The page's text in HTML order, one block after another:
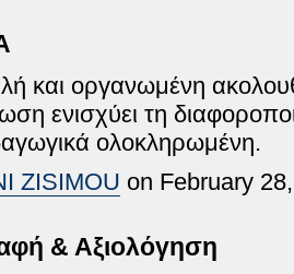
και οργανωμένη
ενισχύει τη
ολοκληρωμένη.
ZISIMOU on February
& Αξιολόγηση